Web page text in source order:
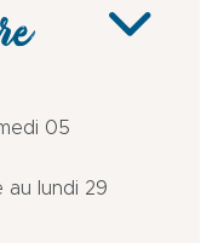
05
au lundi 29